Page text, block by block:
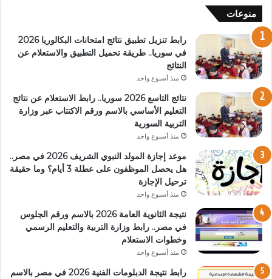
منوعات
رابط تنزيل تطبيق نتائج امتحانات البكالوريا 2026
في سوريا.. طريقة تحميل التطبيق والاستعلام عن
النتائج
منذ أسبوع واحد
نتائج التاسع 2026 سوريا.. رابط الاستعلام عن نتائج
التعليم الأساسي بالاسم ورقم الاكتتاب عبر وزارة
التربية السورية
منذ أسبوع واحد
موعد إجازة المولد النبوي الشريف 2026 في مصر..
هل يحصل الموظفون على عطلة 3 أيام؟ وما حقيقة
ترحيل الإجازة
منذ أسبوع واحد
نتيجة الثانوية العامة 2026 بالاسم ورقم الجلوس
في مصر.. رابط وزارة التربية والتعليم الرسمي
وخطوات الاستعلام
منذ أسبوع واحد
رابط نتيجة الدبلومات الفنية 2026 في مصر بالاسم